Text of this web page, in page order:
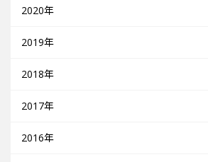
2020年
2019年
2018年
2017年
2016年